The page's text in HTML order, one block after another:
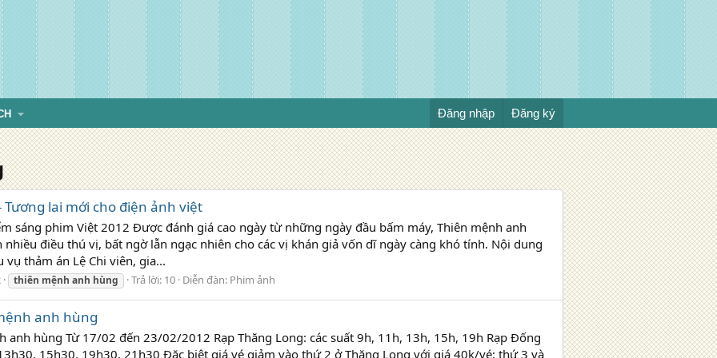
Đăng nhập Đăng ký
lai mới cho điện ảnh việt
sáng phim Việt 2012 Được đánh giá cao ngày từ những ngày đầu bấm máy, Thiên mệnh anh
điều thú vị, bất ngờ lẫn ngạc nhiên cho các vị khán giả vốn dĩ ngày càng khó tính. Nội dung
thảm án Lệ Chi viên, gia...
thiên mệnh anh hùng Trả lời: 10 Diễn đàn: Phim ảnh
anh hùng
anh hùng Từ 17/02 đến 23/02/2012 Rạp Thăng Long: các suất 9h, 11h, 13h, 15h, 19h Rạp Đống
15h30, 19h30, 21h30 Đặc biệt giá vé giảm vào thứ 2 ở Thăng Long với giá 40k/vé; thứ 3 và